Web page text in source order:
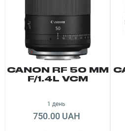
CANON RF 50 MM
F/1.4L VCM
1 день
750.00 UAH